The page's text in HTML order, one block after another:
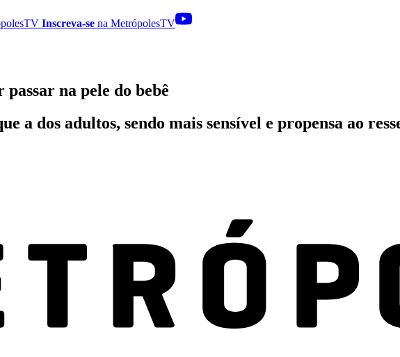
Inscreva-se na MetrópolesTV
na pele do bebê
a dos adultos, sendo mais sensível e propensa ao